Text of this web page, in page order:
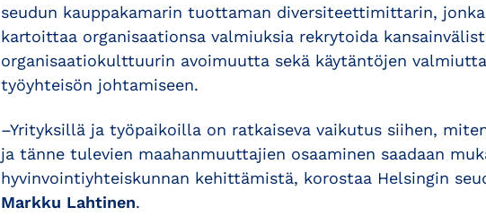
seudun kauppakamarin tuottaman diversiteettimittarin,
kartoittaa organisaationsa valmiuksia rekrytoida
organisaatiokulttuurin avoimuutta sekä käytäntöjen
työyhteisön johtamiseen.
–Yrityksillä ja työpaikoilla on ratkaiseva vaikutus siihen,
ja tänne tulevien maahanmuuttajien osaaminen saadaan
hyvinvointiyhteiskunnan kehittämistä, korostaa Helsingin
Markku Lahtinen.